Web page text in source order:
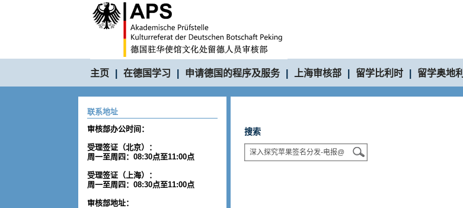
主页 在德国学习 申请德国的程序及服务 上海审核部 留学比利时 留学奥地利
联系地址
审核部办公时间：
受理签证（北京）：
周一至周四：08:30点至11:00点
受理签证（上海）：
周一至周四：08:30点至11:00点
审核部地址：
搜索